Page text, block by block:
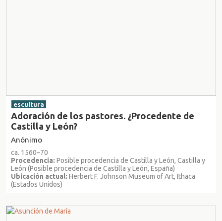
escultura
Adoración de los pastores. ¿Procedente de
Castilla y León?
Anónimo
ca. 1560–70
Procedencia: Posible procedencia de Castilla y León, Castilla y
León (Posible procedencia de Castilla y León, España)
Ubicación actual: Herbert F. Johnson Museum of Art, Ithaca
(Estados Unidos)